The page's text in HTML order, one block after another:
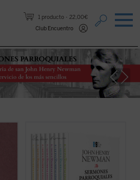
1 producto
22,00€
Club Encuentro
encuentran las semillas de todos los
grandes temas que el nuevo santo
desarrollará durante su vida y obra. Este
pack contiene la colección completa de 8
libros con los Sermones parroquialesde
John Henry Newman publicados en su